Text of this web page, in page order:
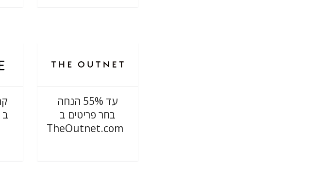
עד 55% הנחה
בחר פריטים ב
TheOutnet.com